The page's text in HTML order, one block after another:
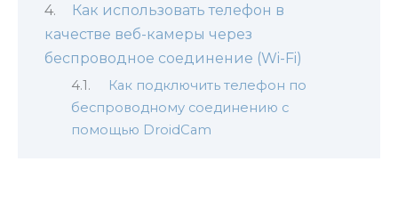
Как использовать телефон в
качестве веб-камеры через
беспроводное соединение (Wi-Fi)
Как подключить телефон по
беспроводному соединению с
помощью DroidCam